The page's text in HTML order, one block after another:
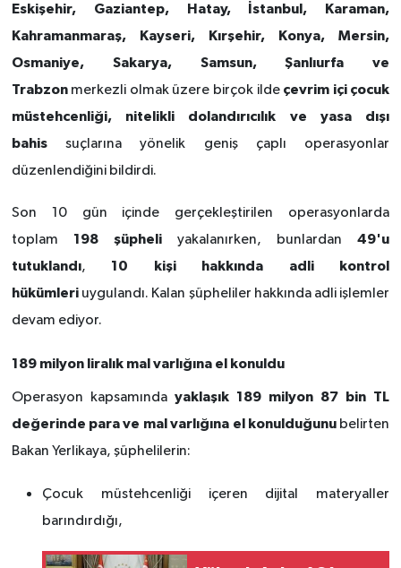
Eskişehir, Gaziantep, Hatay, İstanbul, Karaman,
Kahramanmaraş, Kayseri, Kırşehir, Konya, Mersin,
Osmaniye, Sakarya, Samsun, Şanlıurfa ve
Trabzonmerkezli olmak üzere birçok ilde çevrim içi çocuk
müstehcenliği, nitelikli dolandırıcılık ve yasa dışı
bahissuçlarına yönelik geniş çaplı operasyonlar
düzenlendiğini bildirdi.
Son 10 gün içinde gerçekleştirilen operasyonlarda
toplam 198 şüpheliyakalanırken, bunlardan49'u
tutuklandı, 10 kişi hakkında adli kontrol
hükümleriuygulandı. Kalan şüpheliler hakkında adli işlemler
devam ediyor.
189 milyon liralık mal varlığına el konuldu
Operasyon kapsamında yaklaşık 189 milyon 87 bin TL
değerinde para ve mal varlığına el konulduğunubelirten
Bakan Yerlikaya, şüphelilerin:
Çocuk müstehcenliği içeren dijital materyaller
barındırdığı,